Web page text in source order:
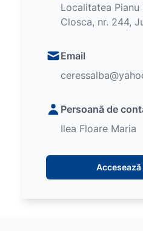
Localitatea Pianu
Closca, nr. 244,
Email
Persoană de
Ilea Floare Maria